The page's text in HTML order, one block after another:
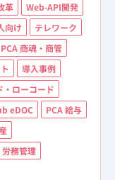
革
Web-API開発
向け
テレワーク
PCA 商魂・商管
導入事例
・ローコード
eDOC
PCA 給与
務管理